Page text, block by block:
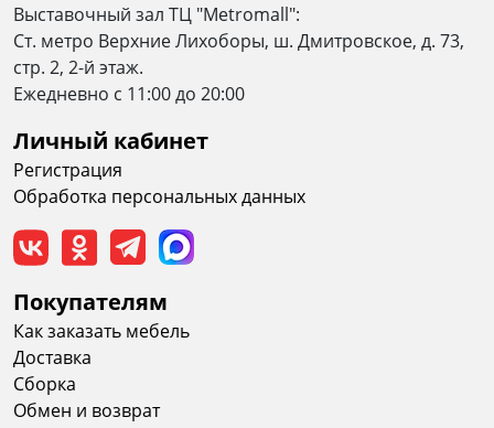
Покупателям
Как заказать мебель
Доставка
Сборка
Обмен и возврат
Личный кабинет
Регистрация
Обработка персональных данных
Выставочный зал ТЦ "Metromall":
Ст. метро Верхние Лихоборы, ш. Дмитровское, д. 73,
стр. 2, 2-й этаж.
Eжедневно c 11:00 до 20:00